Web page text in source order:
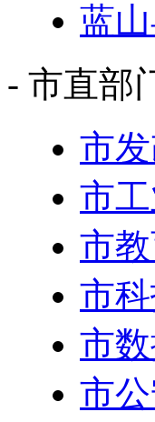
蓝
- 市直部
市
市
市
市
市
市